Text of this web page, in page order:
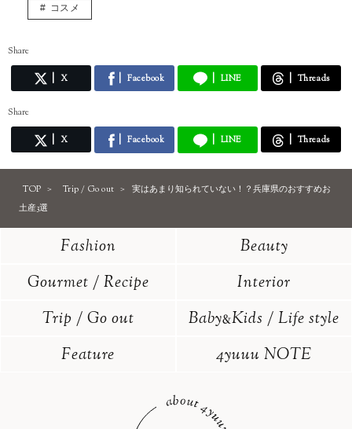
コスメ
Share
X Facebook LINE Threads
Share
X Facebook LINE Threads
TOP Trip / Go out
実はあまり知られていない！？兵庫県のおすすめお
土産3選
Fashion
Beauty
Gourmet / Recipe
Interior
Trip / Go out
Baby&Kids / Life style
Feature
4yuuu NOTE